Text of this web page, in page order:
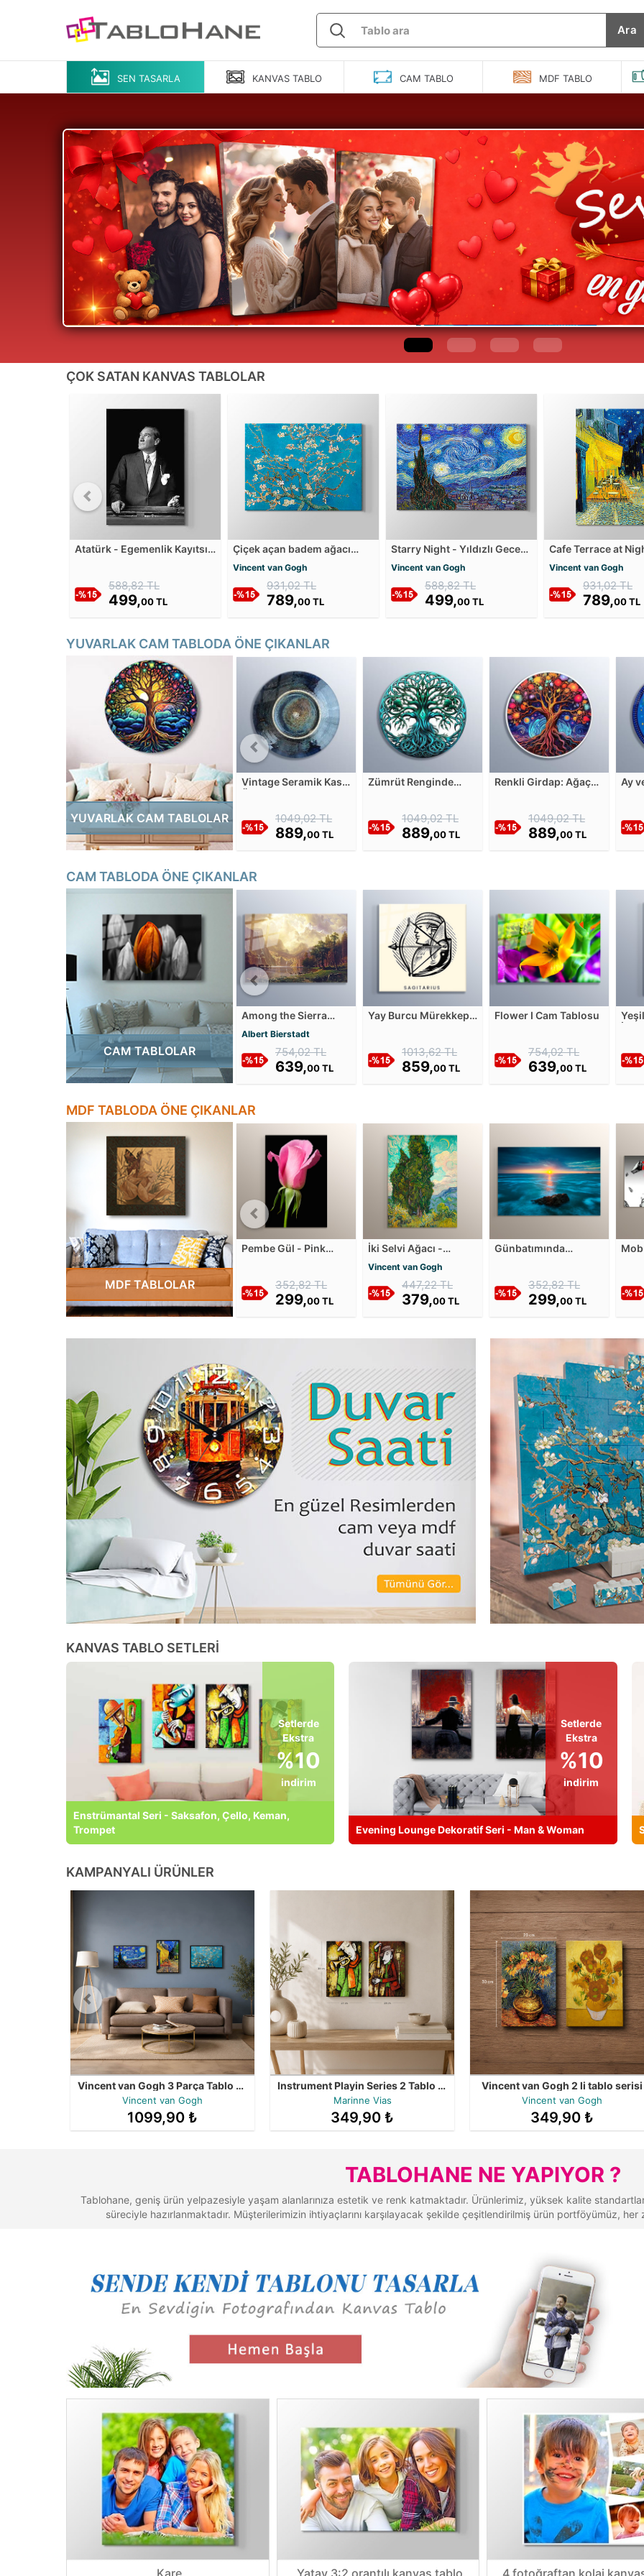
Ara
SEN TASARLA KANVAS TABLO CAM TABLO MDF TABLO
ÇOK SATAN KANVAS TABLOLAR
Atatürk - Egemenlik Kayıtsız
588,82 TL
499,00 TL
Çiçek açan badem ağacı
Kanvas Tablosu
Vincent van Gogh
931,02 TL
789,00 TL
Starry Night - Yıldızlı Gece
1889 Kanvas Tablosu
Vincent van Gogh
588,82 TL
499,00 TL
Cafe Terrace at
Terasta Gece
Tablosu
Vincent van Gogh
931,02 TL
789,00 TL
YUVARLAK CAM TABLODA ÖNE ÇIKANLAR
YUVARLAK CAM TABLOLAR
Vintage Seramik Kase
Tablosu1049,02 TL
889,00 TL
Zümrüt Renginde
1049,02 TL
889,00 TL
Renkli Girdap: Ağaç
1049,02 TL
889,00 TL
Ay
CAM TABLODA ÖNE ÇIKANLAR
CAM TABLOLAR
Among the Sierra
Nevada Mountains
Cam Tablosu
Albert Bierstadt
754,02 TL
639,00 TL
Yay Burcu Mürekkep
1013,62 TL
859,00 TL
Flower I Cam Tablosu
754,02 TL
639,00 TL
MDF TABLODA ÖNE ÇIKANLAR
MDF TABLOLAR
Pembe Gül - Pink
352,82 TL
299,00 TL
İki Selvi Ağacı -
Cypresses Mdf
Tablosu
Vincent van Gogh
447,22 TL
379,00 TL
Günbatımında
Tablosu352,82 TL
299,00 TL
KANVAS TABLO SETLERİ
Setlerde
Ekstra
%10
indirim
Enstrümantal Seri - Saksafon, Çello, Keman,
Trompet
Setlerde
Ekstra
%10
indirim
Evening Lounge Dekoratif Seri - Man & Woman
KAMPANYALI ÜRÜNLER
Vincent van Gogh 3 Parça Tablo Kampanyası - Çerçeveli Seri
Vincent van Gogh
1099,90 ₺
Instrument Playin Series 2 Tablo Bir Arada
Marinne Vias
349,90 ₺
Vincent van Gogh 2 li tablo serisi
Vincent van Gogh
349,90 ₺
TABLOHANE NE YAPIYOR ?
Tablohane, geniş ürün yelpazesiyle yaşam alanlarınıza estetik ve renk katmaktadır. Ürünlerimiz, yüksek kalite
süreciyle hazırlanmaktadır. Müşterilerimizin ihtiyaçlarını karşılayacak şekilde çeşitlendirilmiş ürün portföyümüz,
Kare Yatay 3:2 orantılı kanvas tablo 4 fotoğraftan kolaj